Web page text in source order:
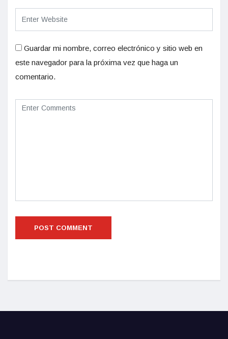
Guardar mi nombre, correo electrónico y sitio web en
este navegador para la próxima vez que haga un
comentario.